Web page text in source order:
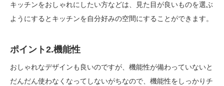
キッチンをおしゃれにしたい方などは、見た目が良いものを選ぶ
ようにするとキッチンを自分好みの空間にすることができます。
ポイント2.機能性
おしゃれなデザインも良いのですが、機能性が備わっていないと
だんだん使わなくなってしないがちなので、機能性をしっかりチ